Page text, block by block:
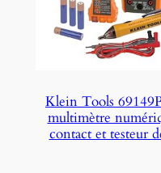
Klein Tools
multimètre
contact et testeur